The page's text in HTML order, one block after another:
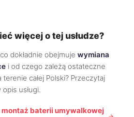
więcej o tej usłudze?
dokładnie obejmuje wymiana
i od czego zależą ostateczne
całej Polski? Przeczytaj
usługi.
baterii umywalkowej